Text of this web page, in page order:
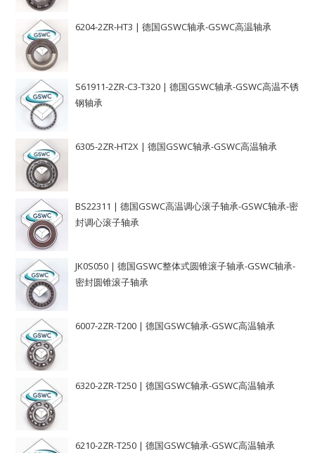
6204-2ZR-HT3 | 德国GSWC轴承-GSWC高温轴承
S61911-2ZR-C3-T320 | 德国GSWC轴承-GSWC高温不锈
钢轴承
6305-2ZR-HT2X | 德国GSWC轴承-GSWC高温轴承
BS22311 | 德国GSWC高温调心滚子轴承-GSWC轴承-密
封调心滚子轴承
JK0S050 | 德国GSWC整体式圆锥滚子轴承-GSWC轴承-
密封圆锥滚子轴承
6007-2ZR-T200 | 德国GSWC轴承-GSWC高温轴承
6320-2ZR-T250 | 德国GSWC轴承-GSWC高温轴承
6210-2ZR-T250 | 德国GSWC轴承-GSWC高温轴承